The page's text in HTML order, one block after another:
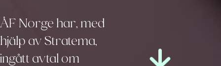
ÅF Norge har, med
hjälp av Stratema,
ingått avtal om